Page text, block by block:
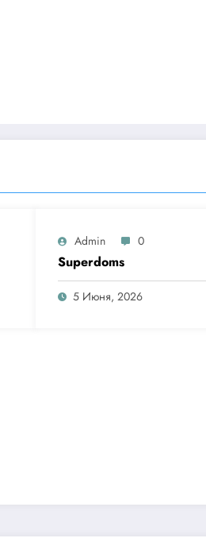
Admin 0
Superdoms
5 Июня, 2026